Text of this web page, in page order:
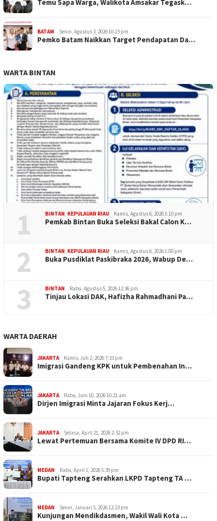
Temu Sapa Warga, Walikota Amsakar Tegask…
BATAM Senin, Agustus 3, 2026 10:23 pm
Pemko Batam Naikkan Target Pendapatan Da…
WARTA BINTAN
1 BINTAN, KEPULAUAN RIAU Kamis, Agustus 6, 2026 1:10 pm
Pemkab Bintan Buka Seleksi Bakal Calon K…
2 BINTAN, KEPULAUAN RIAU Kamis, Agustus 6, 2026 1:00 pm
Buka Pusdiklat Paskibraka 2026, Wabup De…
3 BINTAN Rabu, Agustus 5, 2026 12:36 pm
Tinjau Lokasi DAK, Hafizha Rahmadhani Pa…
WARTA DAERAH
JAKARTA Kamis, Juli 2, 2026 7:33 pm
Imigrasi Gandeng KPK untuk Pembenahan In…
JAKARTA Rabu, Juni 10, 2026 10:21 am
Dirjen Imigrasi Minta Jajaran Fokus Kerj…
JAKARTA Selasa, April 21, 2026 2:32 pm
Lewat Pertemuan Bersama Komite IV DPD RI…
MEDAN Rabu, April 1, 2026 5:39 pm
Bupati Tapteng Serahkan LKPD Tapteng TA …
MEDAN Senin, Januari 5, 2026 12:23 pm
Kunjungan Mendikdasmen, Wakil Wali Kota …